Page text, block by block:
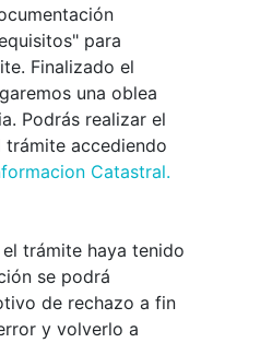
para
Finalizado el
una oblea
Podrás realizar el
trámite accediendo
Catastral.
trámite haya tenido
se podrá
de rechazo a fin
y volverlo a